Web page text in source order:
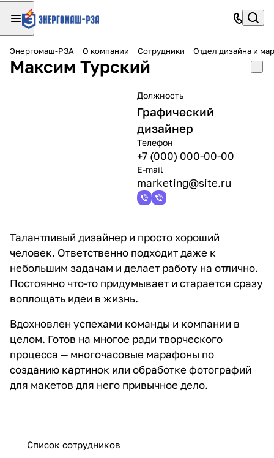
Энергомаш-РЗА О компании Сотрудники Отдел дизайна и
Максим Турский
Должность
Графический
дизайнер
Телефон
+7 (000) 000-00-00
E-mail
marketing@site.ru
Талантливый дизайнер и просто хороший
человек. Ответственно подходит даже к
небольшим задачам и делает работу на отлично.
Постоянно что-то придумывает и старается сразу
воплощать идеи в жизнь.
Вдохновлен успехами команды и компании в
целом. Готов на многое ради творческого
процесса — многочасовые марафоны по
созданию картинок или обработке фотографий
для макетов для него привычное дело.
Список сотрудников